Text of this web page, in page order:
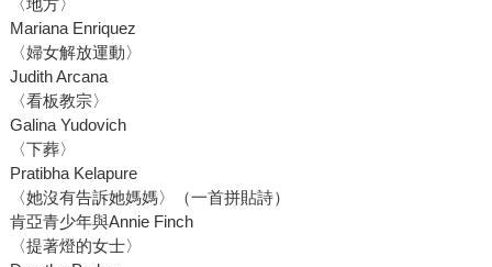
〈地方〉
Mariana Enriquez
〈婦女解放運動〉
Judith Arcana
〈看板教宗〉
Galina Yudovich
〈下葬〉
Pratibha Kelapure
〈她沒有告訴她媽媽〉（一首拼貼詩）
肯亞青少年與Annie Finch
〈提著燈的女士〉